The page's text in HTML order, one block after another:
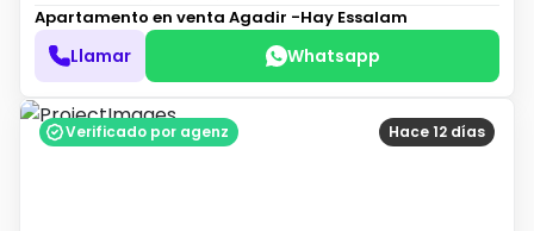
Apartamento en venta Agadir -Hay Essalam
Llamar Whatsapp
Hace 12 días
Verificado por agenz